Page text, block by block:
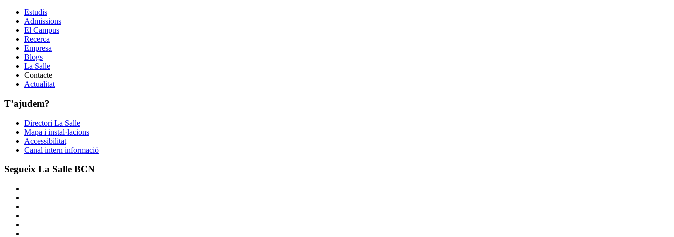
Estudis
Admissions
El Campus
Recerca
Empresa
Blogs
La Salle
Contacte
Actualitat
T’ajudem?
Directori La Salle
Mapa i instal·lacions
Accessibilitat
Canal intern informació
Segueix La Salle BCN